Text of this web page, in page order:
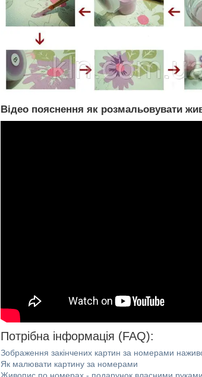
Відео пояснення як розмальовувати
Потрібна інформація (FAQ):
Зображення закінчених картин за номерами
Як малювати картину за номерами